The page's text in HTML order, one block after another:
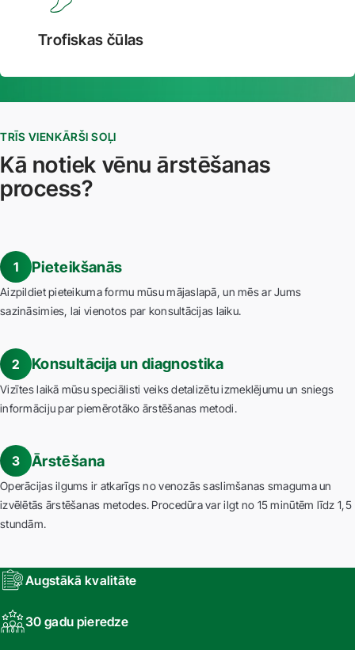
Trofiskas čūlas
TRĪS VIENKĀRŠI SOĻI
Kā notiek vēnu ārstēšanas
process?
1 Pieteikšanās
Aizpildiet pieteikuma formu mūsu mājaslapā, un mēs ar Jums
sazināsimies, lai vienotos par konsultācijas laiku.
2 Konsultācija un diagnostika
Vizītes laikā mūsu speciālisti veiks detalizētu izmeklējumu un sniegs
informāciju par piemērotāko ārstēšanas metodi.
3 Ārstēšana
Operācijas ilgums ir atkarīgs no venozās saslimšanas smaguma un
izvēlētās ārstēšanas metodes. Procedūra var ilgt no 15 minūtēm līdz 1,5
stundām.
Augstākā kvalitāte
30 gadu pieredze